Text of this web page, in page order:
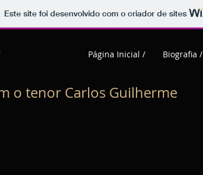
Este site foi desenvolvido com o criador de sites
Página Inicial / Biografia /
o tenor Carlos Guilherme